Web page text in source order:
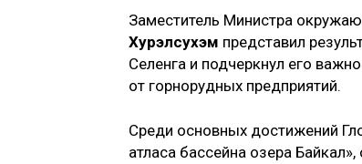
Заместитель Министра
Хурэлсухэм представил
Селенга и подчеркнул его
от горнорудных предприятий.
Среди основных достижений
атласа бассейна озера